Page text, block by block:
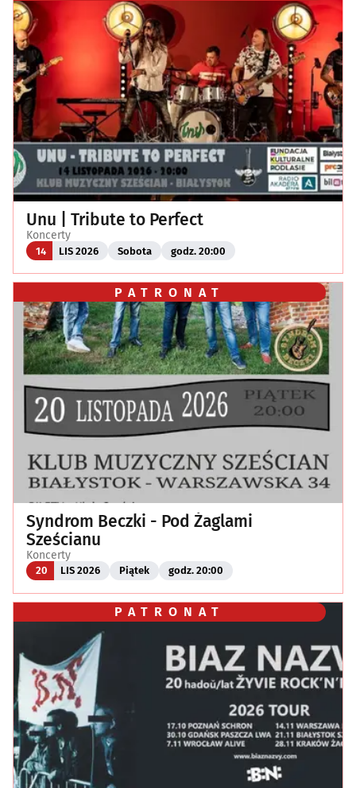
Unu | Tribute to Perfect
Koncerty
14 LIS 2026 Sobota godz. 20:00
PATRONAT
Syndrom Beczki - Pod Żaglami
Sześcianu
Koncerty
20 LIS 2026 Piątek godz. 20:00
PATRONAT